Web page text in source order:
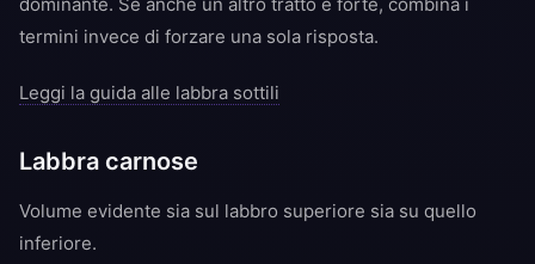
dominante. Se anche un altro tratto è forte, combina i
termini invece di forzare una sola risposta.
Leggi la guida alle labbra sottili
Labbra carnose
Volume evidente sia sul labbro superiore sia su quello
inferiore.